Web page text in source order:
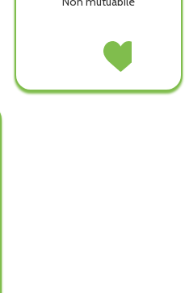
è
Acquista Alkagin
Pasta
arrossamento
wishlist